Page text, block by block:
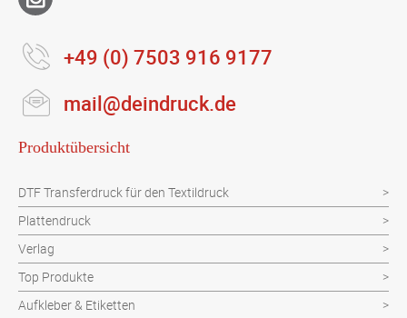
+49 (0) 7503 916 9177
mail@deindruck.de
Produktübersicht
DTF Transferdruck für den Textildruck
Plattendruck
Verlag
Top Produkte
Aufkleber & Etiketten